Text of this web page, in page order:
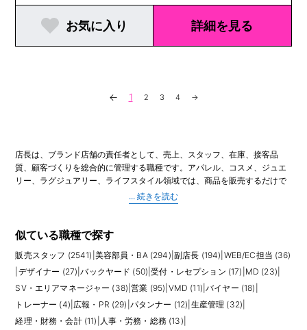
お気に入り 詳細を見る
← 1 2 3 4 →
店長は、ブランド店舗の責任者として、売上、スタッフ、在庫、接客品
質、顧客づくりを総合的に管理する職種です。アパレル、コスメ、ジュエ
リー、ラグジュアリー、ライフスタイル領域では、商品を販売するだけで
なく、ブランドの世界観を店頭で表現し、チーム全体でお客様に選ばれる
店舗を作る役割を担います。日々の接客販売に加え、売上計画、KPI管理、
囲は広いです。
店長には、現場での販売力とマネジメント力の両方が求められます。売上
が伸び悩む時期には、売れ筋や在庫、客層、スタッフの接客状況を見なが
ら改善策を考えます。繁忙期や新店オープンでは、限られた時間で売場を
整え、スタッフが動きやすい状態を作る判断力も必要です。ラグジュアリ
ーブランドでは顧客管理やVIP対応、コスメではカウンセリング品質やイベ
ント運営も重視されます。
似ている職種で探す
販売スタッフ (2541) 美容部員・BA (294) 副店長 (194) WEB/EC担当 (36)
デザイナー (27) |バックヤード (50) |受付・レセプション (17) MD (23)
SV・エリアマネージャー (38) |営業 (95) VMD (11) |バイヤー (18)
トレーナー (4) 広報・PR (29) パタンナー (12) 生産管理 (32)
経理・財務・会計 (11) 人事・労務・総務 (13)